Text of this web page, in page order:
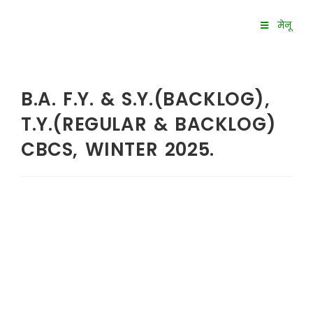
मेनू
B.A. F.Y. & S.Y.(BACKLOG),
T.Y.(REGULAR & BACKLOG)
CBCS, WINTER 2025.